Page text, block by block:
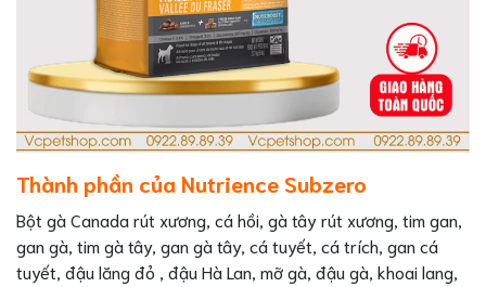
Thành phần của Nutrience Subzero
Bột gà Canada rút xương, cá hồi, gà tây rút xương, tim gan,
gan gà, tim gà tây, gan gà tây, cá tuyết, cá trích, gan cá
tuyết, đậu lăng đỏ , đậu Hà Lan, mỡ gà, đậu gà, khoai lang,